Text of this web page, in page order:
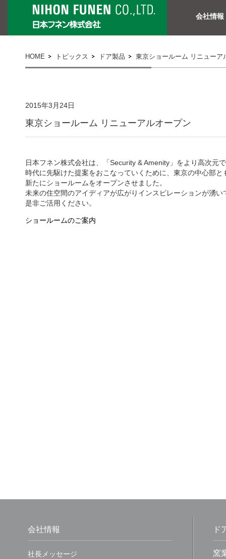
会社情報
HOME トピックス ドア製品 東京ショールーム リニューア
2015年3月24日
東京ショールーム リニューアルオープン
日本フネン株式会社は、「Security & Amenity」をより高次元
時代に先駆けた提案をおこなっていくために、東京の中心部と
新たにショールームをオープンさせました。
未来の住空間のアイディアが広がりインスピレーションが湧い
是非ご活用ください。
ショールームのご案内
会社情報
社長メッセージ
ド
窯